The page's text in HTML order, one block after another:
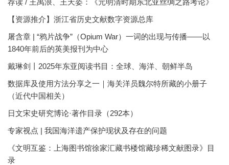
荐读 / 王禹浪、王天姿：《元明清时期东北亚丝绸之路考论》
【资源推介】浙江省历史文献数字资源总库
屠含章 | “鸦片战争”（Opium War）一词的出现与传播——以
1840年前后的英美报刊为中心
戴琳剑丨2025年东亚阅读书目：全球、海洋、朝鲜半岛
数据库及使用方法分享之一｜海关洋员魏尔特所藏的小册子
（近代中国相关）
日文宋史研究博论·著作目录（292本）
专家视点 | 我国海洋遗产保护现状及存在的问题
《文明互鉴：上海图书馆徐家汇藏书楼馆藏珍稀文献图录》目
录